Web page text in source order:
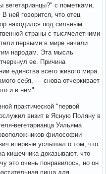
с пометками,
ней говорится, что отец
находился под сильным
страны с тысячелетними
первыми в мире начали
народам. Эта мысль
ее. Причина
единства всего живого мира.
себя, — снова отчеркивает
и в нем".
практической "первой
визит в Ясную Поляну в
вегетарианца Уильяма
философии
впервые услышал о том, что
кишечника доказывают, что
это очень понравилось, но он
пища для